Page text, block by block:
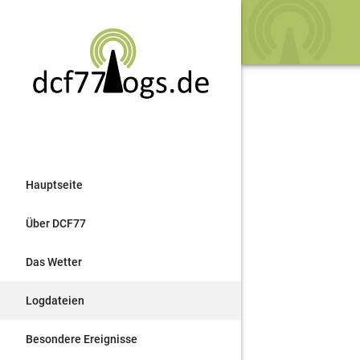
Hauptseite
Über DCF77
Das Wetter
Logdateien
Besondere Ereignisse